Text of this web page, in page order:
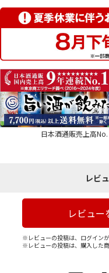
日本酒通販売上高
レビ
レビュー
※レビューの投稿は、ログインが
※レビューの投稿は、購入した商